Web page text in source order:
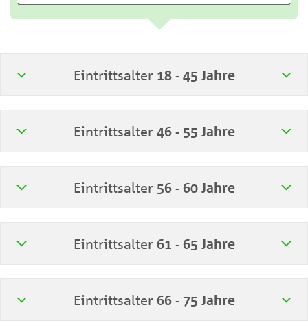
Eintrittsalter 18 - 45 Jahre
Eintrittsalter 46 - 55 Jahre
Eintrittsalter 56 - 60 Jahre
Eintrittsalter 61 - 65 Jahre
Eintrittsalter 66 - 75 Jahre